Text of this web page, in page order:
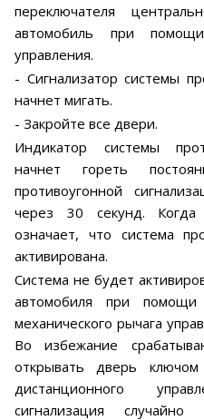
переключателя
автомобиль при
управления.
- Сигнализатор системы
начнет мигать.
- Закройте все двери.
Индикатор системы
начнет гореть
противоугонной
через 30 секунд. Когда
означает, что система
активирована.
Система не будет
автомобиля при
механического рычага
Во избежание
открывать дверь
дистанционного
сигнализация